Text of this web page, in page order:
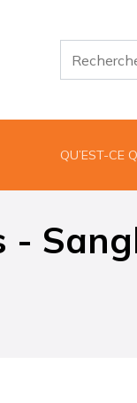
QU’EST-CE
-